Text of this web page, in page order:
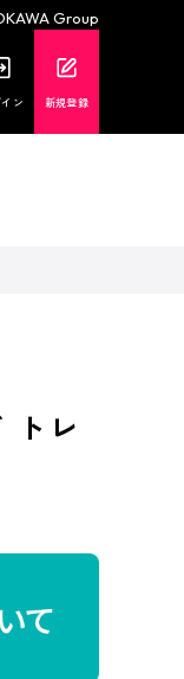
Group
ン 新規登録
トレ